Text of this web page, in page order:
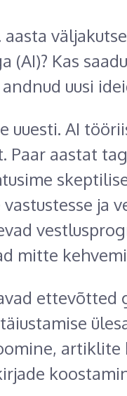
aasta
(AI)? Kas
uusi
uuesti. AI
Paar aastat
ja
mitte
ettevõtted
artiklite